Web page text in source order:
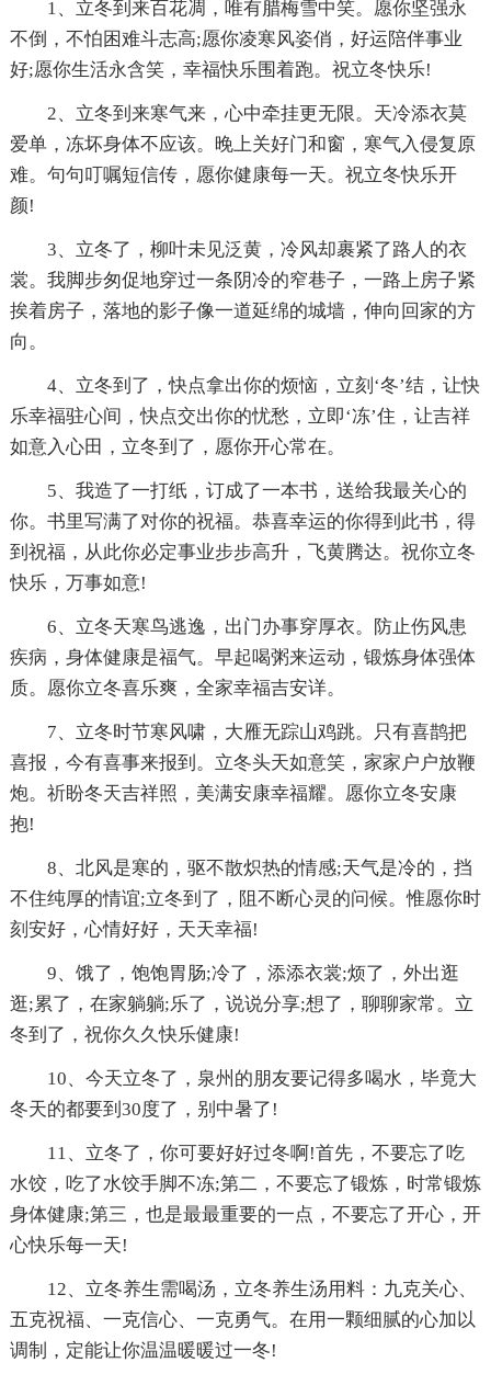
1、立冬到来百花凋，唯有腊梅雪中笑。愿你坚强永
不倒，不怕困难斗志高;愿你凌寒风姿俏，好运陪伴事业
好;愿你生活永含笑，幸福快乐围着跑。祝立冬快乐!
2、立冬到来寒气来，心中牵挂更无限。天冷添衣莫
爱单，冻坏身体不应该。晚上关好门和窗，寒气入侵复原
难。句句叮嘱短信传，愿你健康每一天。祝立冬快乐开
颜!
3、立冬了，柳叶未见泛黄，冷风却裹紧了路人的衣
裳。我脚步匆促地穿过一条阴冷的窄巷子，一路上房子紧
挨着房子，落地的影子像一道延绵的城墙，伸向回家的方
向。
4、立冬到了，快点拿出你的烦恼，立刻‘冬’结，让快
乐幸福驻心间，快点交出你的忧愁，立即‘冻’住，让吉祥
如意入心田，立冬到了，愿你开心常在。
5、我造了一打纸，订成了一本书，送给我最关心的
你。书里写满了对你的祝福。恭喜幸运的你得到此书，得
到祝福，从此你必定事业步步高升，飞黄腾达。祝你立冬
快乐，万事如意!
6、立冬天寒鸟逃逸，出门办事穿厚衣。防止伤风患
疾病，身体健康是福气。早起喝粥来运动，锻炼身体强体
质。愿你立冬喜乐爽，全家幸福吉安详。
7、立冬时节寒风啸，大雁无踪山鸡跳。只有喜鹊把
喜报，今有喜事来报到。立冬头天如意笑，家家户户放鞭
炮。祈盼冬天吉祥照，美满安康幸福耀。愿你立冬安康
抱!
8、北风是寒的，驱不散炽热的情感;天气是冷的，挡
不住纯厚的情谊;立冬到了，阻不断心灵的问候。惟愿你时
刻安好，心情好好，天天幸福!
9、饿了，饱饱胃肠;冷了，添添衣裳;烦了，外出逛
逛;累了，在家躺躺;乐了，说说分享;想了，聊聊家常。立
冬到了，祝你久久快乐健康!
10、今天立冬了，泉州的朋友要记得多喝水，毕竟大
冬天的都要到30度了，别中暑了!
11、立冬了，你可要好好过冬啊!首先，不要忘了吃
水饺，吃了水饺手脚不冻;第二，不要忘了锻炼，时常锻炼
身体健康;第三，也是最最重要的一点，不要忘了开心，开
心快乐每一天!
12、立冬养生需喝汤，立冬养生汤用料：九克关心、
五克祝福、一克信心、一克勇气。在用一颗细腻的心加以
调制，定能让你温温暖暖过一冬!